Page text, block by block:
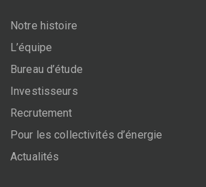
Notre histoire
L’équipe
Bureau d’étude
Investisseurs
Recrutement
Pour les collectivités d’énergie
Actualités